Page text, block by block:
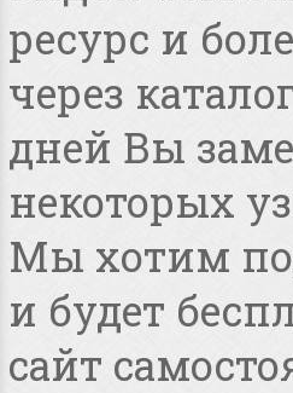
ресурс и
через
дней Вы
некоторых
Мы хотим
и будет
сайт